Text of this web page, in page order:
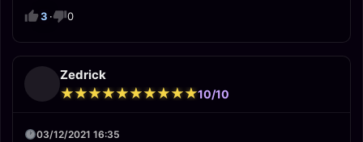
3 · 0
Zedrick
★
★★
★★
★★
★★
★★
★★
★★
★★
★★
★10/10
03/12/2021 16:35